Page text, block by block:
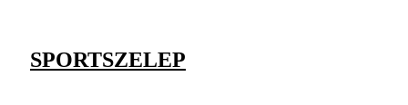
SPORTSZELEP